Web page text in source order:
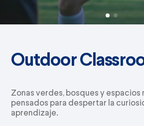
Outdoor
Zonas verdes, bosques y espacios
pensados para despertar la
aprendizaje.